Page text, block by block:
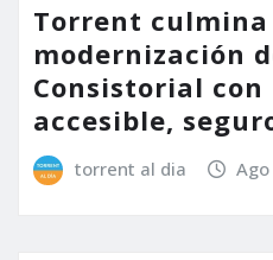
Torrent culmina
modernización
Consistorial
accesible,
torrent al dia